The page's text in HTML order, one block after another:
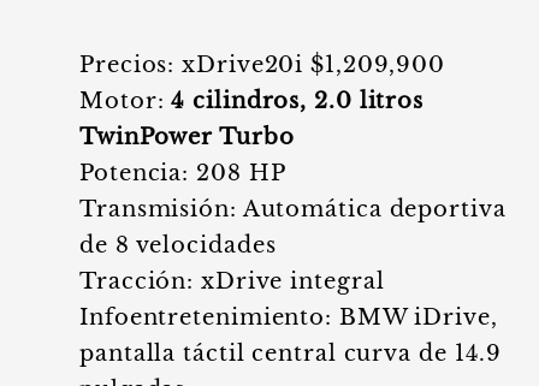
Precios: xDrive20i $1,209,900
Motor:4 cilindros, 2.0 litros
TwinPower Turbo
Potencia: 208 HP
Transmisión: Automática deportiva
de 8 velocidades
Tracción: xDrive integral
Infoentretenimiento: BMW iDrive,
pantalla táctil central curva de 14.9